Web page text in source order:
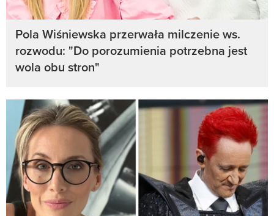
Pola Wiśniewska przerwała milczenie ws.
rozwodu: "Do porozumienia potrzebna jest
wola obu stron"